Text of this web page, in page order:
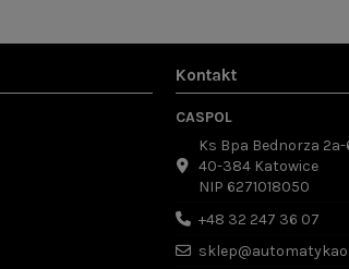
Kontakt
CASPOL
Ks Bpa Bednorza 2a-
40-384 Katowice
NIP 6271018050
+48 32 247 36 07